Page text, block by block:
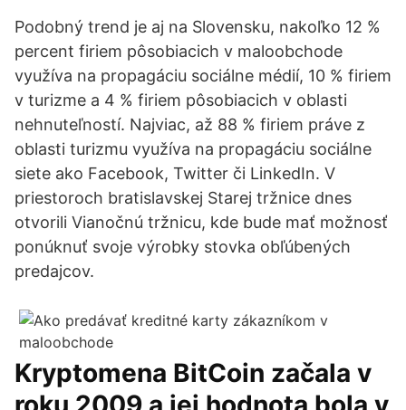
Podobný trend je aj na Slovensku, nakoľko 12 %
percent firiem pôsobiacich v maloobchode
využíva na propagáciu sociálne médií, 10 % firiem
v turizme a 4 % firiem pôsobiacich v oblasti
nehnuteľností. Najviac, až 88 % firiem práve z
oblasti turizmu využíva na propagáciu sociálne
siete ako Facebook, Twitter či LinkedIn. V
priestoroch bratislavskej Starej tržnice dnes
otvorili Vianočnú tržnicu, kde bude mať možnosť
ponúknuť svoje výrobky stovka obľúbených
predajcov.
Kryptomena BitCoin začala v